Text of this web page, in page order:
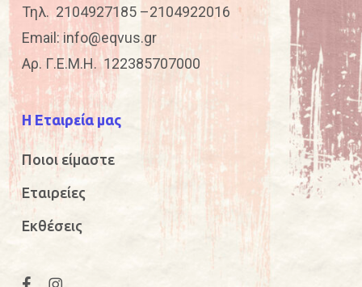
Τηλ. 2104927185–2104922016
Email: info@eqvus.gr
Αρ. Γ.Ε.Μ.Η. 122385707000
Η Εταιρεία μας
Ποιοι είμαστε
Εταιρείες
Εκθέσεις